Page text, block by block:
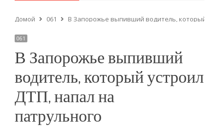
Домой 061 В Запорожье выпивший водитель, который
061
В Запорожье выпивший
водитель, который устроил
ДТП, напал на
патрульного